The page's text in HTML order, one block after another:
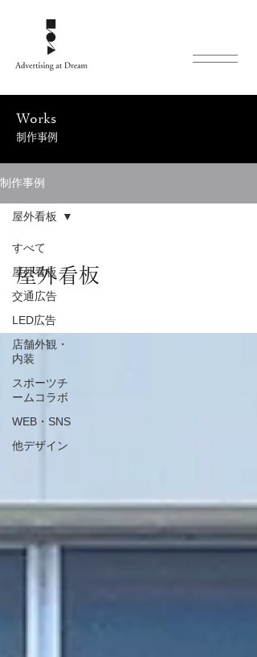
Works
制作事例
制作事例
すべて
屋外看板
交通広告
LED広告
店舗外観・
内装
スポーツチ
ームコラボ
WEB・SNS
他デザイン
屋外看板
屋外看板